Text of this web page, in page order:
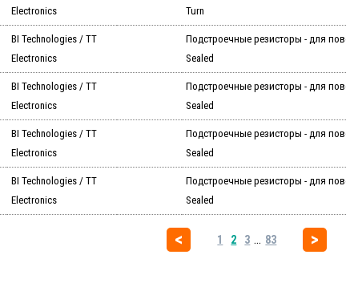
Electronics
Turn
BI Technologies / TT
Electronics
Подстроечные резисторы - для
Sealed
BI Technologies / TT
Electronics
Подстроечные резисторы - для
Sealed
BI Technologies / TT
Electronics
Подстроечные резисторы - для
Sealed
BI Technologies / TT
Electronics
Подстроечные резисторы - для
Sealed
1 2 3 ... 83